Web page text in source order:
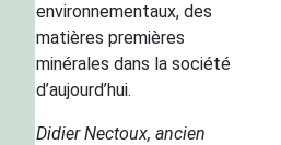
environnementaux, des
matières premières
minérales dans la société
d’aujourd’hui.
Didier Nectoux, ancien